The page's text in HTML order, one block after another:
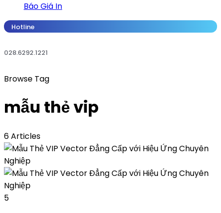
Báo Giá In
Hotline
028.6292.1221
Browse Tag
mẫu thẻ vip
6 Articles
5